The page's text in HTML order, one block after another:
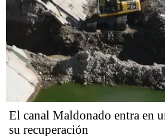
El canal Maldonado entra en
su recuperación